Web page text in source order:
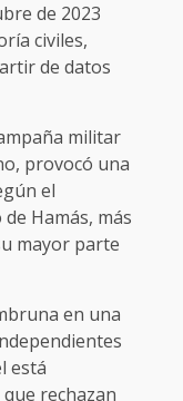
de 2023
civiles,
de datos
militar
provocó una
el
Hamás, más
mayor parte
en una
está
rechazan